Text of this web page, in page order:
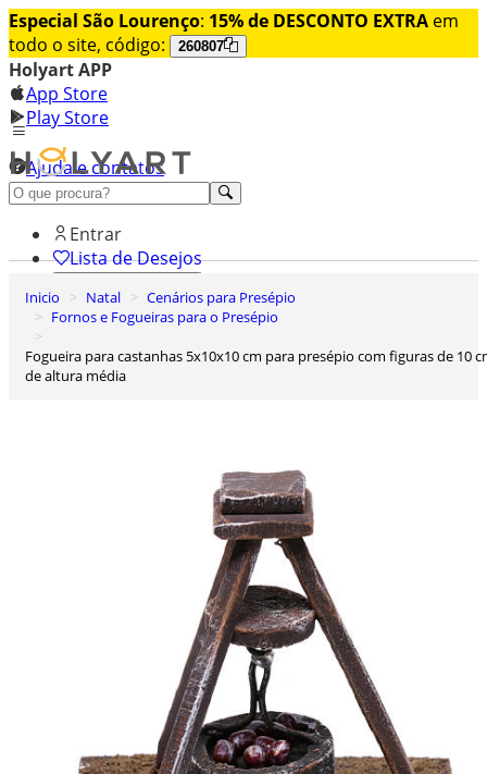
Especial São Lourenço: 15% de DESCONTO EXTRA em
todo o site, código:
260807
Holyart APP
App Store
Play Store
Ajuda e contatos
Conheça premium
Entrar
Lista de Desejos
Carrinho de Compras
Inicio Natal
Cenários para Presépio
Fornos e Fogueiras para o Presépio
Fogueira para castanhas 5x10x10 cm para presépio com figuras de 10 cm
de altura média